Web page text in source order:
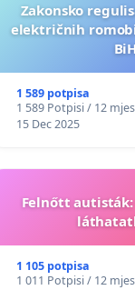
Zakonsko
električnih
BiH
1 589 potpisa
1 589 Potpisi / 12
15 Dec 2025
Felnőtt
1 105 potpisa
1 011 Potpisi / 12